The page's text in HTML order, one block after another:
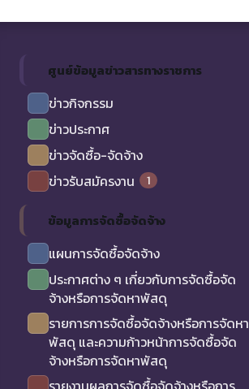
ศูนย์ข้อมูลข่าวสารทางราชการ
ข่าวกิจกรรม
ข่าวประกาศ
ข่าวจัดซื้อ-จัดจ้าง
ข่าวรับสมัครงาน
1
ข้อมูลการจัดซื้อจัดจ้าง
แผนการจัดซื้อจัดจ้าง
ประกาศต่าง ๆ เกี่ยวกับการจัดซื้อจัด
จ้างหรือการจัดหาพัสดุ
รายการการจัดซื้อจัดจ้างหรือการจัดหา
พัสดุ และความก้าวหน้าการจัดซื้อจัด
จ้างหรือการจัดหาพัสดุ